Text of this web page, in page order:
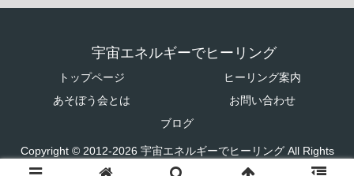
宇宙エネルギーでヒーリング
トップページ
ヒーリング案内
あそぼう会とは
お問い合わせ
ブログ
Copyright © 2012-2026 宇宙エネルギーでヒーリング All Rights
Reserved.